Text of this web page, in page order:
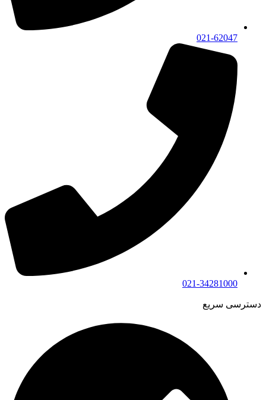
021-62047
021-34281000
دسترسی سریع